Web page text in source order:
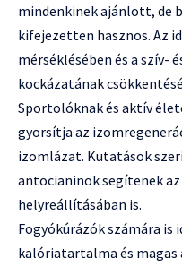
mindenkinek ajánlott, de
kifejezetten hasznos. Az
mérséklésében és a szív-
kockázatának
Sportolóknak és aktív
gyorsítja az
izomlázat. Kutatások
antocianinok segítenek
helyreállításában is.
Fogyókúrázók számára is
kalóriatartalma és